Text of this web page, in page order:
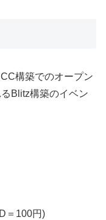
構築でのオープン
Blitz構築のイベン
＝100円)